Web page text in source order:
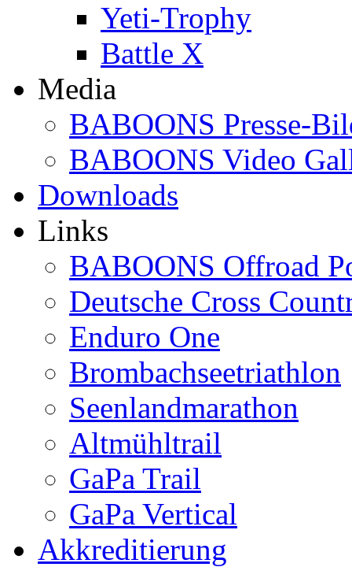
Yeti-Trophy
Battle X
Media
BABOONS Presse-
BABOONS Video
Downloads
Links
BABOONS Offroad
Deutsche Cross
Enduro One
Brombachseetriathlon
Seenlandmarathon
Altmühltrail
GaPa Trail
GaPa Vertical
Akkreditierung